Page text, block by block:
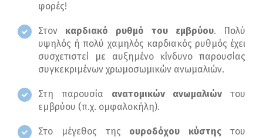
φορές!
Στον καρδιακό ρυθμό του εμβρύου. Πολύ
υψηλός ή πολύ χαμηλός καρδιακός ρυθμός έχει
συσχετιστεί με αυξημένο κίνδυνο παρουσίας
συγκεκριμένων χρωμοσωμικών ανωμαλιών.
Στη παρουσία ανατομικών ανωμαλιών του
εμβρύου (π.χ. ομφαλοκήλη).
Στο μέγεθος της ουροδόχου κύστηςτου